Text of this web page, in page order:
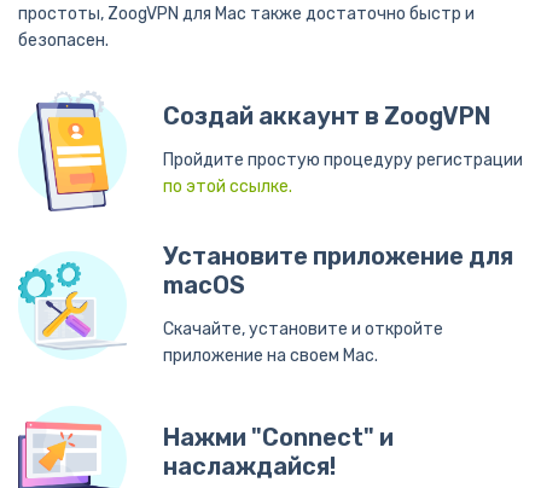
простоты, ZoogVPN для Mac также достаточно быстр и
безопасен.
Создай аккаунт в ZoogVPN
Пройдите простую процедуру регистрации
по этой ссылке.
Установите приложение для
macOS
Скачайте, установите и откройте
приложение на своем Mac.
Нажми "Connect" и
наслаждайся!